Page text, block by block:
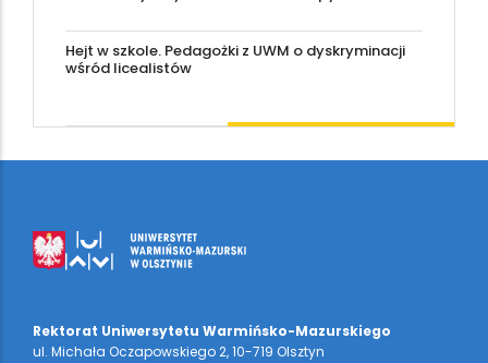
Hejt w szkole. Pedagożki z UWM o dyskryminacji
wśród licealistów
Rektorat Uniwersytetu Warmińsko-Mazurskiego
ul. Michała Oczapowskiego 2, 10-719 Olsztyn